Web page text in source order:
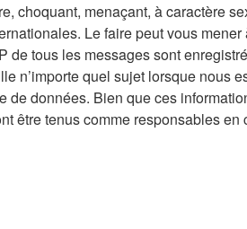
menaçant, à caractère
Le faire peut vous
tous les messages sont
n’importe quel sujet lorsque nous
données. Bien que ces
tenus comme responsables